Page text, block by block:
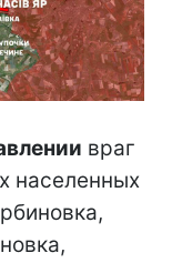
враг
населенных